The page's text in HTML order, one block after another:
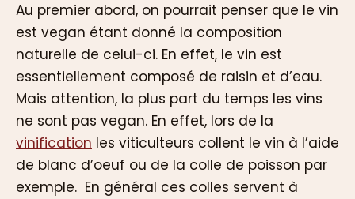
Au premier abord, on pourrait penser que le vin
est vegan étant donné la composition
naturelle de celui-ci. En effet, le vin est
essentiellement composé de raisin et d’eau.
Mais attention, la plus part du temps les vins
ne sont pas vegan. En effet, lors de la
vinification les viticulteurs collent le vin à l’aide
de blanc d’oeuf ou de la colle de poisson par
exemple. En général ces colles servent à